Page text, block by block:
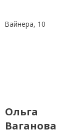
Вайнера, 10
Ольга
Ваганова